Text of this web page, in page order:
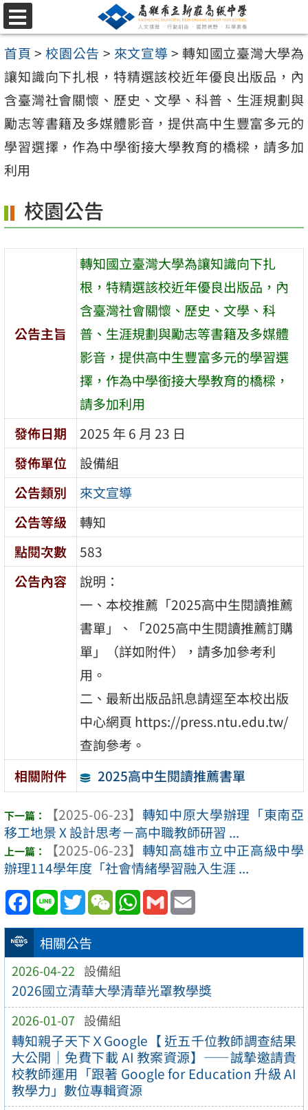
跳
至
主
要
內
容
區
選
單
首頁 > 校園公告 > 來文宣導 > 轉知國立臺灣大學為
讓知識向下扎根，特精選該校近年優良出版品，內
含臺灣社會關懷、歷史、文學、科普、生涯規劃與
勵志等書籍及多媒體影音，提供高中生豐富多元的
學習選擇，作為中學銜接大學教育的橋樑，請多加
利用
相關公告
2026-04-22 設備組
2026國立清華大學清華光罩教學獎
2026-01-07 設備組
轉知親子天下ＸGoogle【 近五千位教師調查結果
大公開｜免費下載 AI 教案資源】——誠摯邀請貴
校教師運用「跟著 Google for Education 升級 AI
教學力」數位專輯資源
校園公告
公告主旨
轉知國立臺灣大學為讓知識向下扎
根，特精選該校近年優良出版品，內
含臺灣社會關懷、歷史、文學、科
普、生涯規劃與勵志等書籍及多媒體
影音，提供高中生豐富多元的學習選
擇，作為中學銜接大學教育的橋樑，
請多加利用
發佈日期
2025 年 6 月 23 日
發佈單位
設備組
公告類別
來文宣導
公告等級
轉知
點閱次數
583
公告內容
說明：
一、本校推薦「2025高中生閱讀推薦
書單」、「2025高中生閱讀推薦訂購
單」（詳如附件），請多加參考利
用。
二、最新出版品訊息請逕至本校出版
中心網頁 https://press.ntu.edu.tw/
查詢參考。
相關附件
2025高中生閱讀推薦書單
【2025-06-23】 轉知中原大學辦理「東南亞
移工地景 X 設計思考－高中職教師研習 ...
【2025-06-23】 轉知高雄市立中正高級中學
辦理114學年度「社會情緒學習融入生涯 ...
Facebook
Line TwitterWeChatWhatsApp
Gmail